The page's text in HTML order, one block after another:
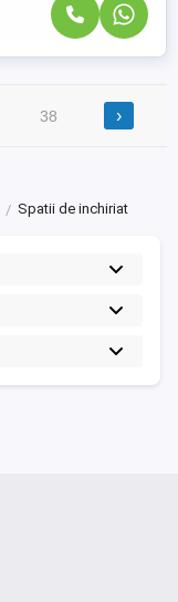
38 ›
Spatii de inchiriat